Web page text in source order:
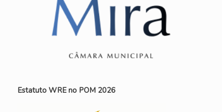
Estatuto WRE no POM 2026